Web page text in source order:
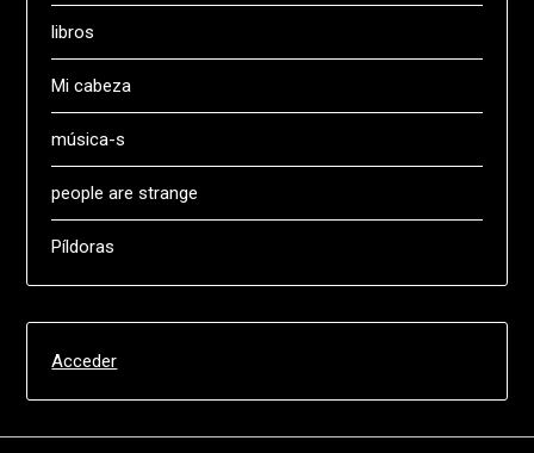
libros
Mi cabeza
música-s
people are strange
Píldoras
Acceder